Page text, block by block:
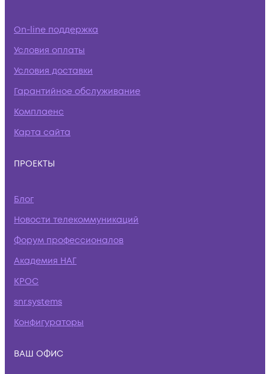
On-line поддержка
Условия оплаты
Условия доставки
Гарантийное обслуживание
Комплаенс
Карта сайта
ПРОЕКТЫ
Блог
Новости телекоммуникаций
Форум профессионалов
Академия НАГ
КРОС
snr.systems
Конфигураторы
ВАШ ОФИС